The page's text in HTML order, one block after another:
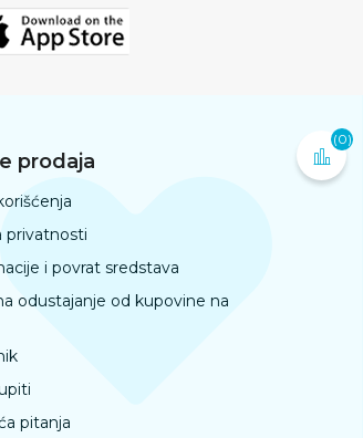
(0)
prodaja
privatnosti
i povrat sredstava
odustajanje od kupovine na
pitanja